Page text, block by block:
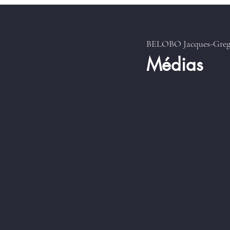
BELOBO Jacques-Greg
Médias